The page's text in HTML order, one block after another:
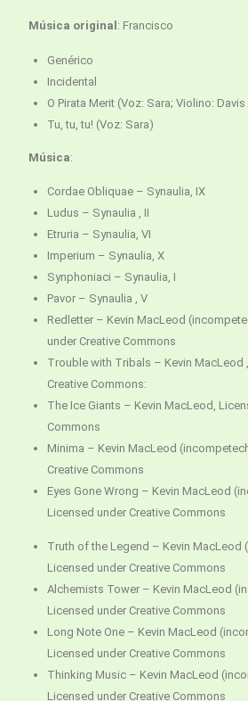
Música original : Francisco
Genérico
Incidental
O Pirata Merit (Voz: Sara; Violino: Davis
Tu, tu, tu! (Voz: Sara)
Música:
Cordae Obliquae – Synaulia, IX
Ludus – Synaulia , II
Etruria – Synaulia, VI
Imperium – Synaulia, X
Synphoniaci – Synaulia, I
Pavor – Synaulia , V
Redletter – Kevin MacLeod
under Creative Commons
Trouble with Tribals – Kevin MacLeod
Creative Commons:
The Ice Giants – Kevin MacLeod,
Commons
Minima – Kevin MacLeod
Creative Commons
Eyes Gone Wrong – Kevin MacLeod
Licensed under Creative Commons
Truth of the Legend – Kevin MacLeod
Licensed under Creative Commons
Alchemists Tower – Kevin MacLeod
Licensed under Creative Commons
Long Note One – Kevin MacLeod
Licensed under Creative Commons
Thinking Music – Kevin MacLeod
Licensed under Creative Commons